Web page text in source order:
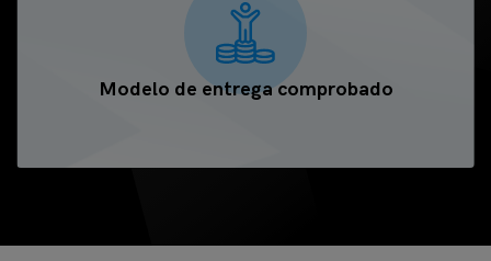
Modelo de entrega comprobado